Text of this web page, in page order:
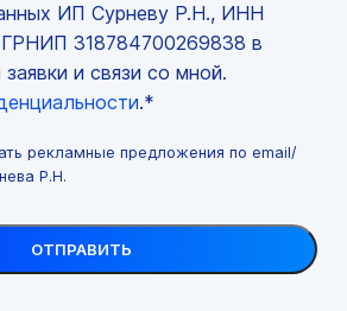
ИП Сурневу Р.Н., ИНН
318784700269838 в
и связи со мной.
.*
рекламные предложения по email/
Р.Н.